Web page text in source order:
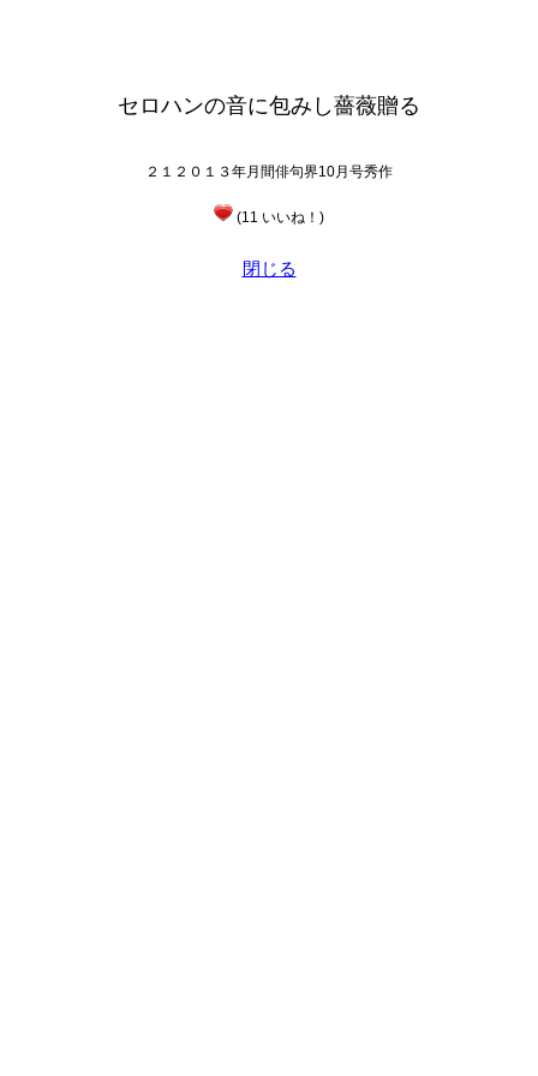
閉じる
セロハンの音に包みし薔薇贈る
２１２０１３年月間俳句界10月号秀作
(11 いいね！)